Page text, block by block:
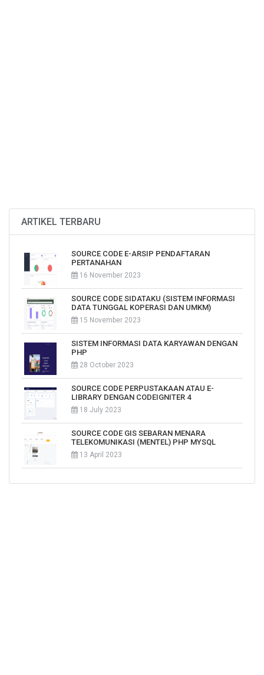
ARTIKEL TERBARU
SOURCE CODE E-ARSIP PENDAFTARAN
PERTANAHAN
16 November 2023
SOURCE CODE SIDATAKU (SISTEM INFORMASI
DATA TUNGGAL KOPERASI DAN UMKM)
15 November 2023
SISTEM INFORMASI DATA KARYAWAN DENGAN
PHP
28 October 2023
SOURCE CODE PERPUSTAKAAN ATAU E-
LIBRARY DENGAN CODEIGNITER 4
18 July 2023
SOURCE CODE GIS SEBARAN MENARA
TELEKOMUNIKASI (MENTEL) PHP MYSQL
13 April 2023